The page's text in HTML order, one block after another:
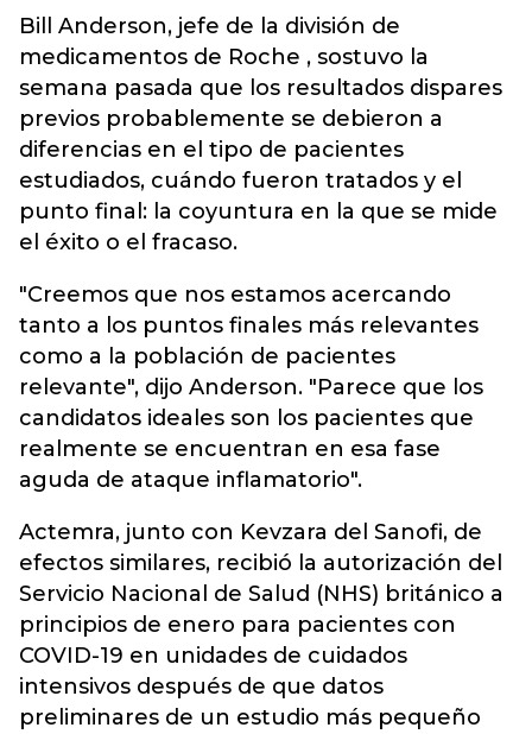
Bill Anderson, jefe de la división de
medicamentos de Roche , sostuvo la
semana pasada que los resultados dispares
previos probablemente se debieron a
diferencias en el tipo de pacientes
estudiados, cuándo fueron tratados y el
punto final: la coyuntura en la que se mide
el éxito o el fracaso.
"Creemos que nos estamos acercando
tanto a los puntos finales más relevantes
como a la población de pacientes
relevante", dijo Anderson. "Parece que los
candidatos ideales son los pacientes que
realmente se encuentran en esa fase
aguda de ataque inflamatorio".
Actemra, junto con Kevzara del Sanofi, de
efectos similares, recibió la autorización del
Servicio Nacional de Salud (NHS) británico a
principios de enero para pacientes con
COVID-19 en unidades de cuidados
intensivos después de que datos
preliminares de un estudio más pequeño